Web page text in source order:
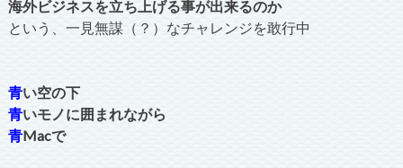
海外ビジネスを立ち上げる事が出来るのか
という、一見無謀（？）なチャレンジを敢行中
青い空の下
青いモノに囲まれながら
青Macで